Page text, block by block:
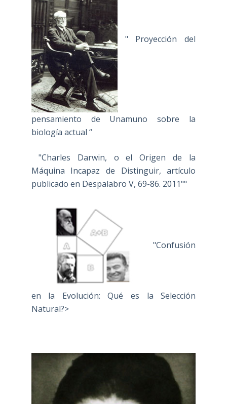
" Proyección del
pensamiento de Unamuno sobre la
biología actual “
"Charles Darwin, o el Origen de la
Máquina Incapaz de Distinguir, artículo
publicado en Despalabro V, 69-86. 2011""
"Confusión
en la Evolución: Qué es la Selección
Natural?>